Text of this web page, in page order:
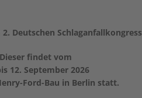
2. Deutschen Schlaganfallkongress
Dieser findet vom
12. September 2026
Ford-Bau in Berlin statt.